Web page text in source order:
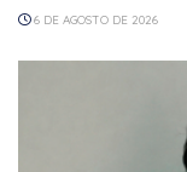
6 DE AGOSTO DE 2026